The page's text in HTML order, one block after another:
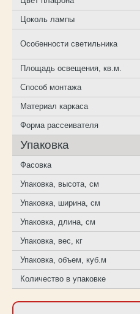
Цоколь лампы
Особенности светильника
Площадь освещения, кв.м.
Способ монтажа
Материал каркаса
Форма рассеивателя
Упаковка
Фасовка
Упаковка, высота, см
Упаковка, ширина, см
Упаковка, длина, см
Упаковка, вес, кг
Упаковка, объем, куб.м
Количество в упаковке